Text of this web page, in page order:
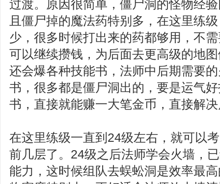
过渡。原因很简单，僵尸洞的怪物经
且僵尸掉的魔法药特别多，在这里练
少，很多时候打出来的药都够用，不
可以继续攒钱，为后面去更高级的地
还会爆各种技能书，法师中后期需要
书，很多都是僵尸洞出的，要是运气
书，直接就能赚一大笔金币，直接解
在这里练级一直到24级左右，就可以
前几层了。24级之后法师学会火墙，
能力，这时候组队去蜈蚣洞是效率最